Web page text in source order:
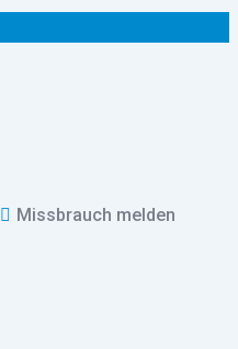
Missbrauch melden